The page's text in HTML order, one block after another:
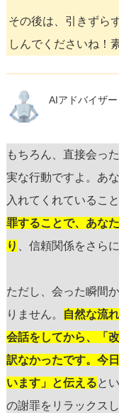
その後は、引きずら
しんでくださいね！
AIアドバイザ
もちろん、直接会っ
実な行動ですよ。あ
入れてくれているこ
罪することで、あな
り
、信頼関係をさら
ただし、会った瞬間
りません。
自然な流
会話をしてから、「
訳なかったです。今
います」と伝えると
の謝罪をリラックス